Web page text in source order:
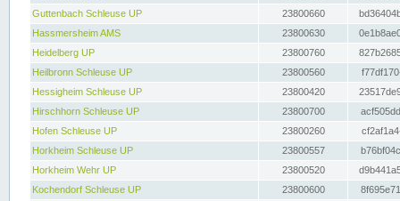
Guttenbach Schleuse UP
23800660
Hassmersheim AMS
23800630
Heidelberg UP
23800760
Heilbronn Schleuse UP
23800560
Hessigheim Schleuse UP
23800420
Hirschhorn Schleuse UP
23800700
Hofen Schleuse UP
23800260
Horkheim Schleuse UP
23800557
Horkheim Wehr UP
23800520
Kochendorf Schleuse UP
23800600